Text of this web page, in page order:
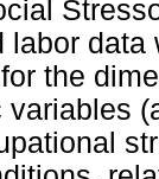
labor
the